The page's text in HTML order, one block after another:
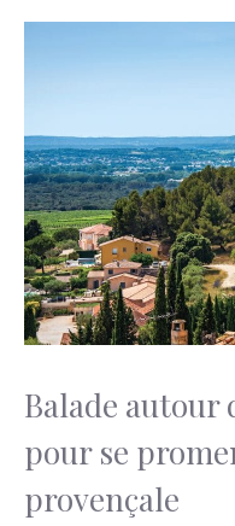
Balade autour
pour se
provençale